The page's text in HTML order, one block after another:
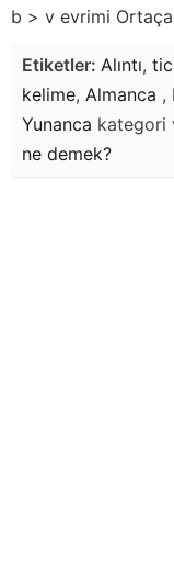
b > v evrimi
Etiketler: Alıntı,
kelime, Almanca ,
Yunanca kategori
ne demek?